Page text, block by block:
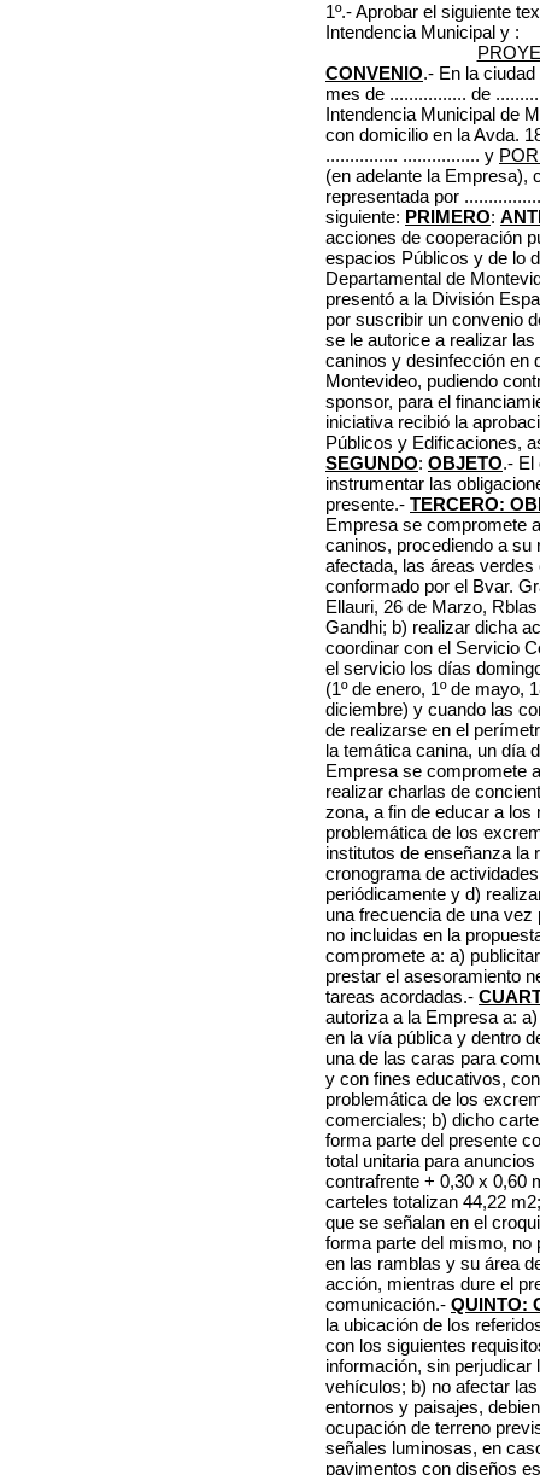
1º.- Aprobar el siguiente
Intendencia Municipal y :
CONVENIO.- En la
mes de ................ de
Intendencia Municipal de
con domicilio en la Avda.
............... ................ y
(en adelante la Empresa),
representada por
siguiente: PRIMERO:
acciones de cooperación
espacios Públicos y de lo
Departamental de
presentó a la División
por suscribir un convenio
se le autorice a realizar
caninos y desinfección en
Montevideo, pudiendo
sponsor, para el
iniciativa recibió la
Públicos y Edificaciones,
SEGUNDO: OBJETO.- El
instrumentar las
presente.- TERCERO:
Empresa se compromete
caninos, procediendo a
afectada, las áreas
conformado por el Bvar.
Ellauri, 26 de Marzo,
Gandhi; b) realizar dicha
coordinar con el Servicio
el servicio los días
(1º de enero, 1º de mayo,
diciembre) y cuando las
de realizarse en el
la temática canina, un día
Empresa se compromete
realizar charlas de
zona, a fin de educar a
problemática de los
institutos de enseñanza la
cronograma de
periódicamente y d)
una frecuencia de una vez
no incluidas en la
compromete a: a)
prestar el asesoramiento
tareas acordadas.-
autoriza a la Empresa a:
en la vía pública y dentro
una de las caras para
y con fines educativos,
problemática de los
comerciales; b) dicho
forma parte del presente
total unitaria para
contrafrente + 0,30 x 0,60
carteles totalizan 44,22
que se señalan en el
forma parte del mismo, no
en las ramblas y su área
acción, mientras dure el
comunicación.- QUINTO:
la ubicación de los
con los siguientes
información, sin
vehículos; b) no afectar
entornos y paisajes,
ocupación de terreno
señales luminosas, en
pavimentos con diseños